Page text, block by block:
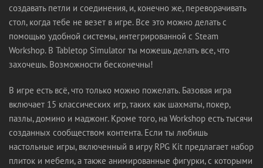
создавать петли и соединения, и, конечно же, переворачивать
стол, когда тебе не везет в игре. Все это можно делать с
помощью удобной системы, интегрированной с Steam
Workshop. В Tabletop Simulator ты можешь делать все, что
захочешь. Возможности бесконечны!
В игре есть всё, что только можно пожелать. Базовая игра
включает 15 классических игр, таких как шахматы, покер,
пазлы, домино и маджонг. Кроме того, на Workshop есть тысячи
созданных сообществом контента. Если ты любишь
настольные игры, включенный в игру RPG Kit предлагает набор
плиток и мебели, а также анимированные фигурки, с которыми